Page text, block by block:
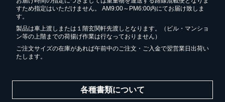
すため指定はいただけません。 AM9:00～PM6:00内にてお届け致しま
す。
製品は車上渡しまたは１階玄関軒先渡しとなります。（ビル・マンショ
ン等の上階までの荷揚げ作業は行なっておりません）
ご注文サイズの在庫があれば午前中のご注文・ご入金で翌営業日出荷い
たします。
各種書類について